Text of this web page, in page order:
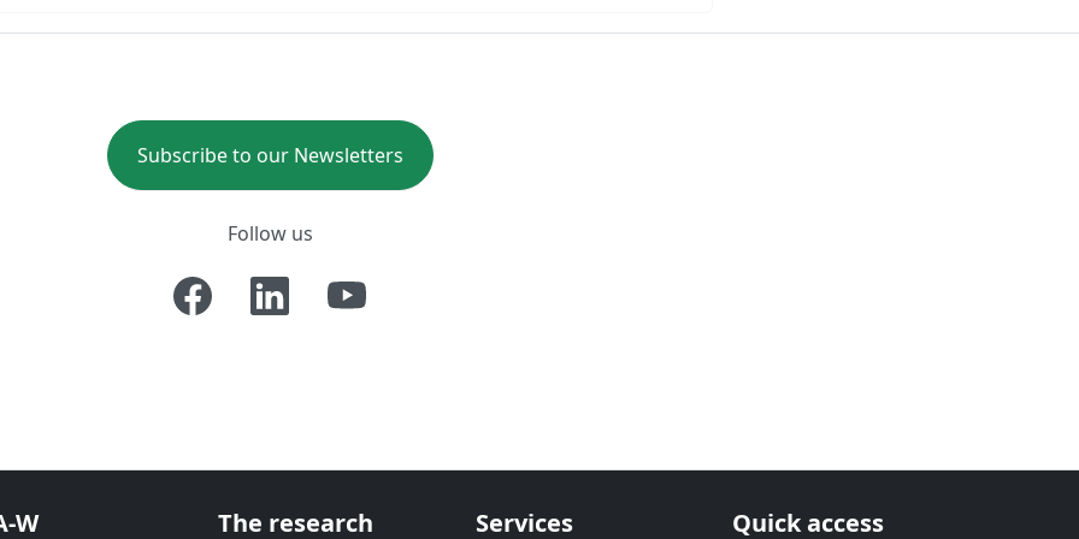
Subscribe to our Newsletters
Follow us
W The research Services Quick access